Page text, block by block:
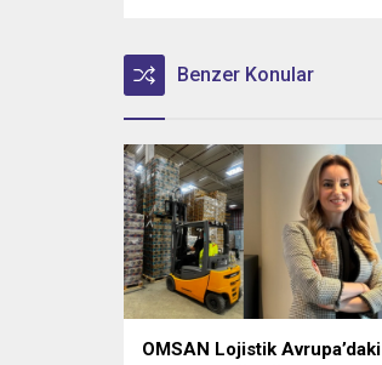
Benzer Konular
OMSAN Lojistik Avrupa’daki